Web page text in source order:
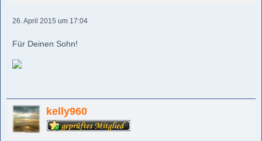
26. April 2015 um 17:04
Für Deinen Sohn!
kelly960